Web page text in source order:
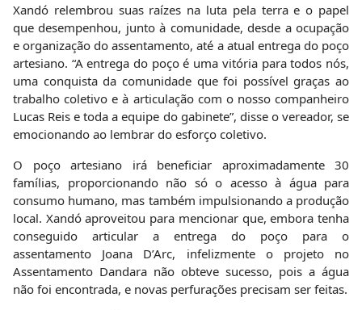
Xandó relembrou suas raízes na luta pela terra e o papel
que desempenhou, junto à comunidade, desde a ocupação
e organização do assentamento, até a atual entrega do poço
artesiano. “A entrega do poço é uma vitória para todos nós,
uma conquista da comunidade que foi possível graças ao
trabalho coletivo e à articulação com o nosso companheiro
Lucas Reis e toda a equipe do gabinete”, disse o vereador, se
emocionando ao lembrar do esforço coletivo.
O poço artesiano irá beneficiar aproximadamente 30
famílias, proporcionando não só o acesso à água para
consumo humano, mas também impulsionando a produção
local. Xandó aproveitou para mencionar que, embora tenha
conseguido articular a entrega do poço para o
assentamento Joana D’Arc, infelizmente o projeto no
Assentamento Dandara não obteve sucesso, pois a água
não foi encontrada, e novas perfurações precisam ser feitas.